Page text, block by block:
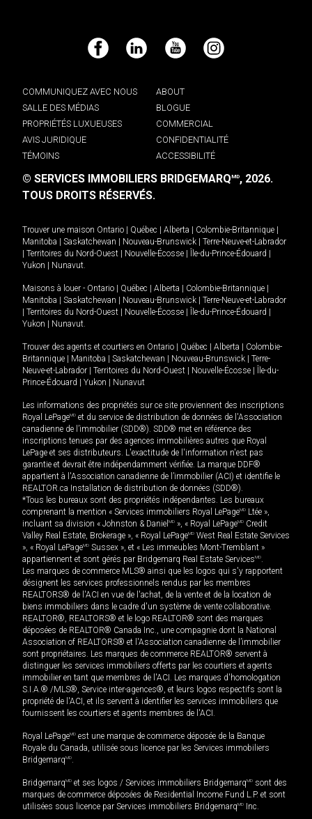
Facebook LinkedIn YouTube Instagram
COMMUNIQUEZ AVEC NOUS
ABOUT
SALLE DES MÉDIAS
BLOGUE
PROPRIÉTÉS LUXUEUSES
COMMERCIAL
AVIS JURIDIQUE
CONFIDENTIALITÉ
TÉMOINS
ACCESSIBILITÉ
© SERVICES IMMOBILIERS BRIDGEMARQMD, 2026.
TOUS DROITS RÉSERVÉS.
Trouver une maison Ontario Québec Alberta Colombie-Britannique
Manitoba
Saskatchewan Nouveau-Brunswick
Terre-Neuve-et-Labrador
Territoires du Nord-Ouest Nouvelle-Écosse Île-du-Prince-Édouard
Yukon
Nunavut.
Maisons à louer - Ontario Québec Alberta Colombie-Britannique
Manitoba
Saskatchewan Nouveau-Brunswick
Terre-Neuve-et-Labrador
Territoires du Nord-Ouest Nouvelle-Écosse Île-du-Prince-Édouard
Yukon
Nunavut.
Trouver des agents et courtiers en Ontario Québec Alberta
Colombie-
Britannique
Manitoba Saskatchewan Nouveau-Brunswick
Terre-
Neuve-et-Labrador
Territoires du Nord-Ouest Nouvelle-Écosse
Île-du-
Prince-Édouard
Yukon Nunavut
Les informations des propriétés sur ce site proviennent des inscriptions
Royal LePageMD et du service de distribution de données de l'Association
canadienne de l’immobilier (SDD®). SDD® met en référence des
inscriptions tenues par des agences immobilières autres que Royal
LePage et ses distributeurs. L'exactitude de l'information n'est pas
garantie et devrait être indépendamment vérifiée. La marque DDF®
appartient à l'Association canadienne de l’immobilier (ACI) et identifie le
REALTOR.ca Installation de distribution de données (SDD®).
*Tous les bureaux sont des propriétés indépendantes. Les bureaux
comprenant la mention « Services immobiliers Royal LePageMD Ltée »,
incluant sa division « Johnston & Daniel MD », « Royal LePageMD Credit
Valley Real Estate, Brokerage », « Royal LePageMD West Real Estate Services
», « Royal LePageMD Sussex », et « Les immeubles Mont-Tremblant »
appartiennent et sont gérés par Bridgemarq Real Estate ServicesMD.
Les marques de commerce MLS® ainsi que les logos qui s'y rapportent
désignent les services professionnels rendus par les membres
REALTORS® de l'ACI en vue de l'achat, de la vente et de la location de
biens immobiliers dans le cadre d'un système de vente collaborative.
REALTOR®, REALTORS® et le logo REALTOR® sont des marques
déposées de REALTOR® Canada Inc., une compagnie dont la National
Association of REALTORS® et l'Association canadienne de l’immobilier
sont propriétaires. Les marques de commerce REALTOR® servent à
distinguer les services immobiliers offerts par les courtiers et agents
immobilier en tant que membres de l'ACI. Les marques d'homologation
S.I.A.® /MLS®, Service inter-agences®, et leurs logos respectifs sont la
propriété de l'ACI, et ils servent à identifier les services immobiliers que
fournissent les courtiers et agents membres de l'ACI.
Royal LePageMD est une marque de commerce déposée de la Banque
Royale du Canada, utilisée sous licence par les Services immobiliers
BridgemarqMD.
BridgemarqMD et ses logos / Services immobiliers BridgemarqMD sont des
marques de commerce déposées de Residential Income Fund L.P. et sont
utilisées sous licence par Services immobiliers BridgemarqMD Inc.